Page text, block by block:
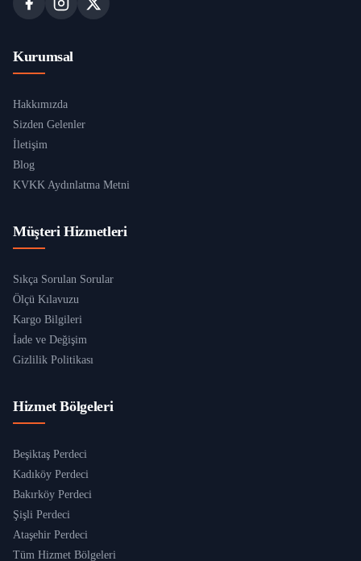
Kurumsal
Hakkımızda
Sizden Gelenler
İletişim
Blog
KVKK Aydınlatma Metni
Müşteri Hizmetleri
Sıkça Sorulan Sorular
Ölçü Kılavuzu
Kargo Bilgileri
İade ve Değişim
Gizlilik Politikası
Hizmet Bölgeleri
Beşiktaş Perdeci
Kadıköy Perdeci
Bakırköy Perdeci
Şişli Perdeci
Ataşehir Perdeci
Tüm Hizmet Bölgeleri